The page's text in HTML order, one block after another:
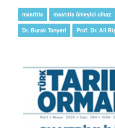
mastitis mastitis önleyici cihaz
Dr. Burak Tanyeri Prof. Dr. Ali